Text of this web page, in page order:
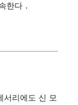
한다．
리에도 신 모